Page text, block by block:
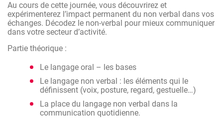
Au cours de cette journée, vous découvrirez et
expérimenterez l’impact permanent du non verbal dans vos
échanges. Décodez le non-verbal pour mieux communiquer
dans votre secteur d’activité.
Partie théorique :
Le langage oral – les bases
Le langage non verbal : les éléments qui le
définissent (voix, posture, regard, gestuelle…)
La place du langage non verbal dans la
communication quotidienne.